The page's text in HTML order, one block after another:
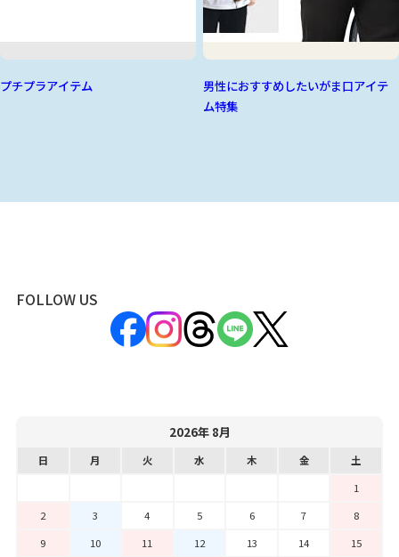
プチプラアイテム
男性におすすめしたいがま口アイテ
ム特集
FOLLOW US
2026年 8月
日 月 火 水 木 金
土
1
2
3 4 5 6 7
8
9
10 11 12 13 14
15